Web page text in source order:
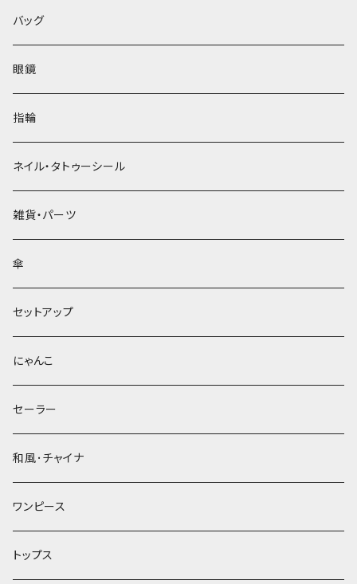
バッグ
眼鏡
指輪
ネイル・タトゥーシール
雑貨・パーツ
傘
セットアップ
にゃんこ
セーラー
和風･チャイナ
ワンピース
トップス